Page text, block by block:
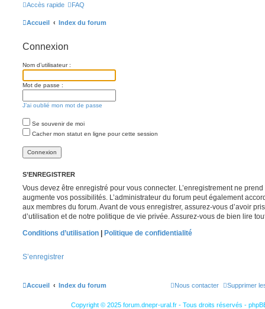
Accès rapide FAQ
Accueil Index du forum
Connexion
Nom d’utilisateur :
Mot de passe :
J’ai oublié mon mot de passe
Se souvenir de moi
Cacher mon statut en ligne pour cette session
S’ENREGISTRER
Vous devez être enregistré pour vous connecter. L’enregistrement ne
augmente vos possibilités. L’administrateur du forum peut également
aux membres du forum. Avant de vous enregistrer, assurez-vous d’avoir
d’utilisation et de notre politique de vie privée. Assurez-vous de bien lire
Conditions d’utilisation
Politique de confidentialité
S’enregistrer
Accueil Index du forum Supprimer
Nous contacter
Copyright © 2025 forum.dnepr-ural.fr - Tous droits réservés -